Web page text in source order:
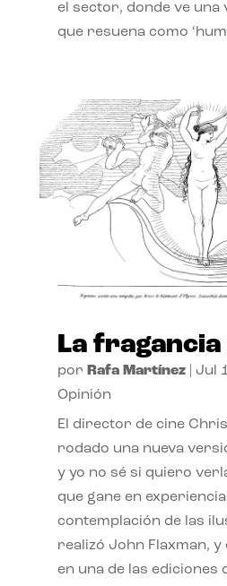
el sector, donde ve una
que resuena como
La fragancia
por Rafa Martínez| Jul
Opinión
El director de cine
rodado una nueva
y yo no sé si quiero
que gane en
contemplación de las
realizó John Flaxman, y
en una de las ediciones